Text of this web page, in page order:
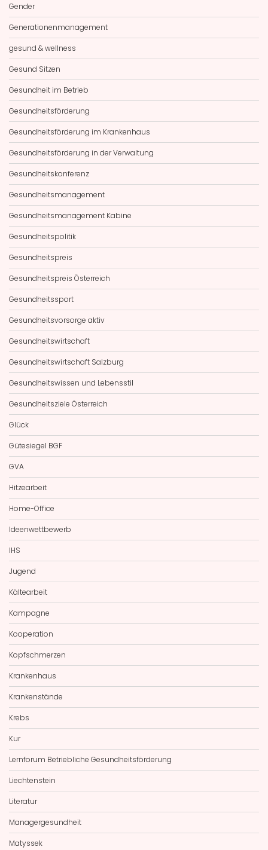
Gender
Generationenmanagement
gesund & wellness
Gesund Sitzen
Gesundheit im Betrieb
Gesundheitsförderung
Gesundheitsförderung im Krankenhaus
Gesundheitsförderung in der Verwaltung
Gesundheitskonferenz
Gesundheitsmanagement
Gesundheitsmanagement Kabine
Gesundheitspolitik
Gesundheitspreis
Gesundheitspreis Österreich
Gesundheitssport
Gesundheitsvorsorge aktiv
Gesundheitswirtschaft
Gesundheitswirtschaft Salzburg
Gesundheitswissen und Lebensstil
Gesundheitsziele Österreich
Glück
Gütesiegel BGF
GVA
Hitzearbeit
Home-Office
Ideenwettbewerb
IHS
Jugend
Kältearbeit
Kampagne
Kooperation
Kopfschmerzen
Krankenhaus
Krankenstände
Krebs
Kur
Lernforum Betriebliche Gesundheitsförderung
Liechtenstein
Literatur
Managergesundheit
Matyssek